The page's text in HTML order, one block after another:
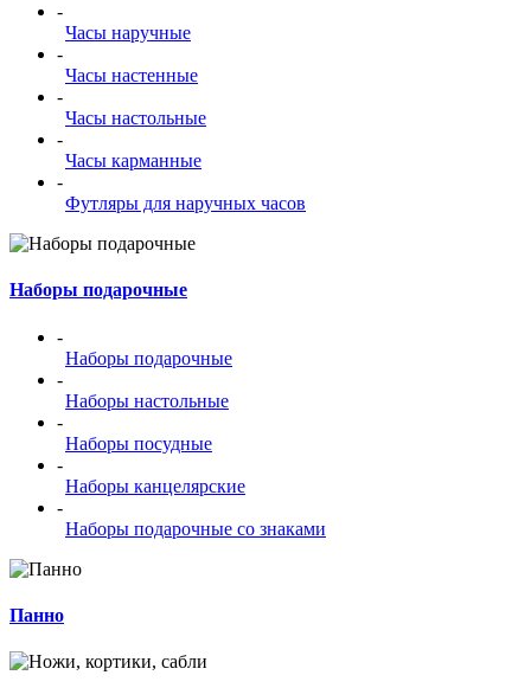
-
Часы наручные
-
Часы настенные
-
Часы настольные
-
Часы карманные
-
Футляры для наручных часов
Наборы подарочные
-
Наборы подарочные
-
Наборы настольные
-
Наборы посудные
-
Наборы канцелярские
-
Наборы подарочные со знаками
Панно